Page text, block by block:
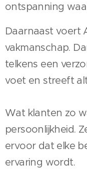
ontspanning
Daarnaast voert
vakmanschap.
telkens een
voet en streeft
Wat klanten zo
persoonlijkheid.
ervoor dat elke
ervaring wordt.